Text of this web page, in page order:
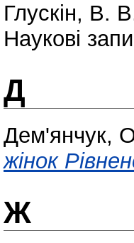
Глускін, В.
Наукові
Д
Дем'янчук,
жінок
Ж